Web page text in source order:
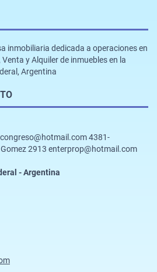
inmobiliaria dedicada a operaciones en
y Alquiler de inmuebles en la
Argentina
4381-
2913 enterprop@hotmail.com
- Argentina